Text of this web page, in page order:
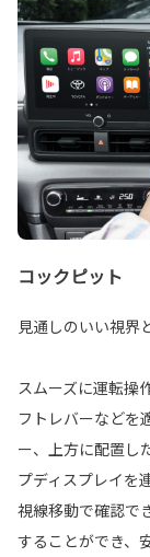
コックピット
見通しのいい視界
スムーズに運転操
フトレバーなどを
ー、上方に配置し
プディスプレイを
視線移動で確認で
することができ、